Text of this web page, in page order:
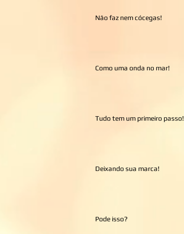
Não faz nem cócegas!
Como uma onda no mar!
Tudo tem um primeiro passo!
Deixando sua marca!
Pode isso?